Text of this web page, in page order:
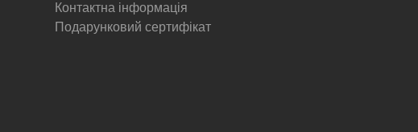
Контактна інформація
Подарунковий сертифікат